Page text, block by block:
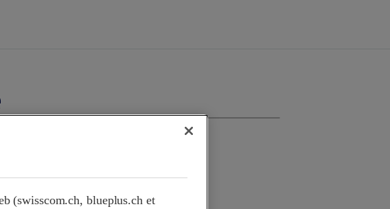
(swisscom.ch, blueplus.ch et